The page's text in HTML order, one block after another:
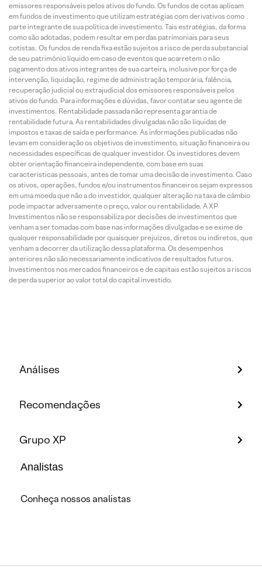
emissores responsáveis pelos ativos do fundo. Os fundos de cotas aplicam
em fundos de investimento que utilizam estratégias com derivativos como
parte integrante de sua política de investimento. Tais estratégias, da forma
como são adotadas, podem resultar em perdas patrimoniais para seus
cotistas. Os fundos de renda fixa estão sujeitos a risco de perda substancial
de seu patrimônio líquido em caso de eventos que acarretem o não
pagamento dos ativos integrantes de sua carteira, inclusive por força de
intervenção, liquidação, regime de administração temporária, falência,
recuperação judicial ou extrajudicial dos emissores responsáveis pelos
ativos do fundo. Para informações e dúvidas, favor contatar seu agente de
investimentos. Rentabilidade passada não representa garantia de
rentabilidade futura. As rentabilidades divulgadas não são líquidas de
impostos e taxas de saída e performance. As informações publicadas não
levam em consideração os objetivos de investimento, situação financeira ou
necessidades específicas de qualquer investidor. Os investidores devem
obter orientação financeira independente, com base em suas
características pessoais, antes de tomar uma decisão de investimento. Caso
os ativos, operações, fundos e/ou instrumentos financeiros sejam expressos
em uma moeda que não a do investidor, qualquer alteração na taxa de câmbio
pode impactar adversamente o preço, valor ou rentabilidade. A XP
Investimentos não se responsabiliza por decisões de investimentos que
venham a ser tomadas com base nas informações divulgadas e se exime de
qualquer responsabilidade por quaisquer prejuízos, diretos ou indiretos, que
venham a decorrer da utilização dessa plataforma. Os desempenhos
anteriores não são necessariamente indicativos de resultados futuros.
Investimentos nos mercados financeiros e de capitais estão sujeitos a riscos
de perda superior ao valor total do capital investido.
Análises
Recomendações
Grupo XP
Analistas
Conheça nossos analistas